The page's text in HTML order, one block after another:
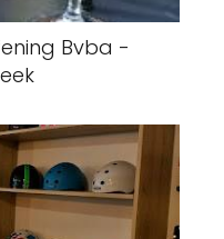
Bvba -